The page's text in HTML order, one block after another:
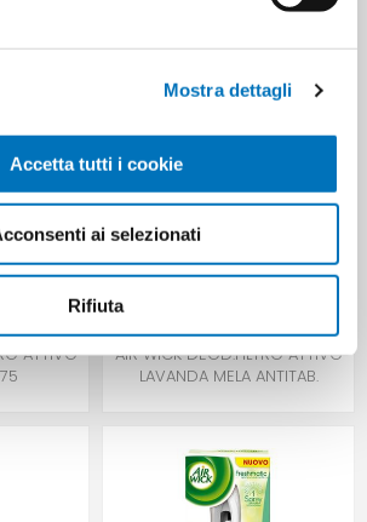
Mostra dettagli
Accetta tutti i cookie
ai selezionati
Rifiuta
19 ML X
AIR WICK DEOD. ASSORBIOD.
ATTIVO
AIR WICK DEOD.FILTRO ATTIVO
LAVANDA MELA ANTITAB.